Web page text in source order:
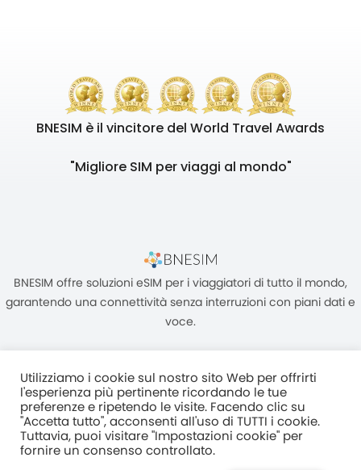
BNESIM è il vincitore del World Travel Awards
"Migliore SIM per viaggi al mondo"
BNESIM offre soluzioni eSIM per i viaggiatori di tutto il mondo,
garantendo una connettività senza interruzioni con piani dati e
voce.
Unità C, 8/F, King Palace Plaza, NO:55 King Yip Street, Kwun Tong,
Kowloon, HONG KONG
2017–2025 BNESIM LIMITED Tutti i diritti riservati
Utilizziamo i cookie sul nostro sito Web per offrirti
l'esperienza più pertinente ricordando le tue
preferenze e ripetendo le visite. Facendo clic su
"Accetta tutto", acconsenti all'uso di TUTTI i cookie.
Tuttavia, puoi visitare "Impostazioni cookie" per
fornire un consenso controllato.